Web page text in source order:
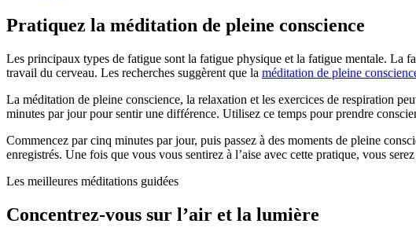
Pratiquez la méditation de pleine conscience
Les principaux types de fatigue sont la fatigue physique et la fatigue mentale. La
travail du cerveau. Les recherches suggèrent que la méditation de pleine
La méditation de pleine conscience, la relaxation et les exercices de respiration
minutes par jour pour sentir une différence. Utilisez ce temps pour prendre
Commencez par cinq minutes par jour, puis passez à des moments de pleine
enregistrés. Une fois que vous vous sentirez à l’aise avec cette pratique, vous
Les meilleures méditations guidées
Concentrez-vous sur l’air et la lumière